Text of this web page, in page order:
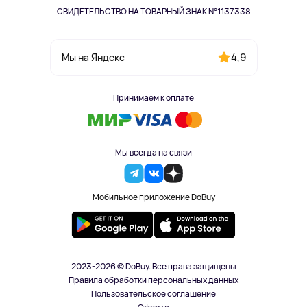
СВИДЕТЕЛЬСТВО НА ТОВАРНЫЙ ЗНАК №1137338
Мы на Яндекс 4,9
Принимаем к оплате
Мы всегда на связи
Мобильное приложение DoBuy
2023-2026 © DoBuy. Все права защищены
Правила обработки персональных данных
Пользовательское соглашение